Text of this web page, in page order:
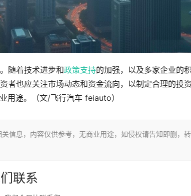
随着技术进步和政策支持的加强，以及多家企业的
者也应关注市场动态和资金流向，以制定合理的投
用途。（文/飞行汽车 feiauto）
信息，内容仅供参考，无商业用途，如侵权请告知即删，转
联系